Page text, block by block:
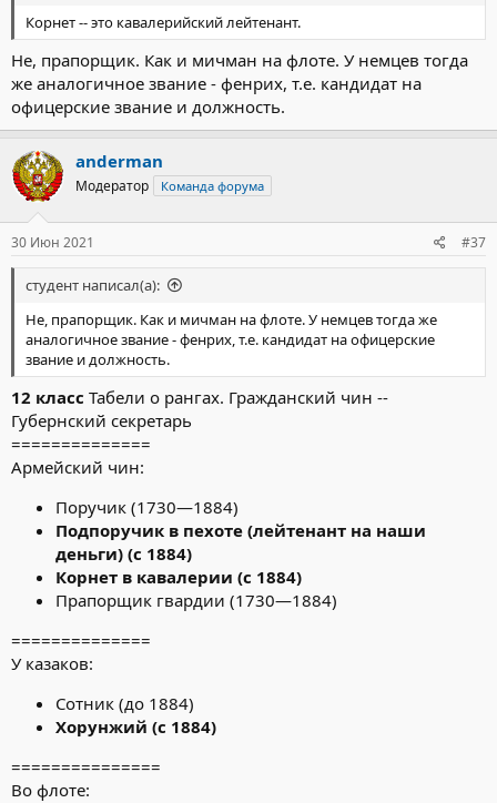
Корнет -- это кавалерийский лейтенант.
Не, прапорщик. Как и мичман на флоте. У немцев тогда
же аналогичное звание - фенрих, т.е. кандидат на
офицерские звание и должность.
anderman
Модератор Команда форума
30 Июн 2021 #37
студент написал(а):
Не, прапорщик. Как и мичман на флоте. У немцев тогда же
аналогичное звание - фенрих, т.е. кандидат на офицерские
звание и должность.
12 класс Табели о рангах. Гражданский чин --
Губернский секретарь
==============
Армейский чин:
Поручик (1730—1884)
Подпоручик в пехоте (лейтенант на наши
деньги) (с 1884)
Корнет в кавалерии (с 1884)
Прапорщик гвардии (1730—1884)
==============
У казаков:
Сотник (до 1884)
Хорунжий (с 1884)
===============
Во флоте: